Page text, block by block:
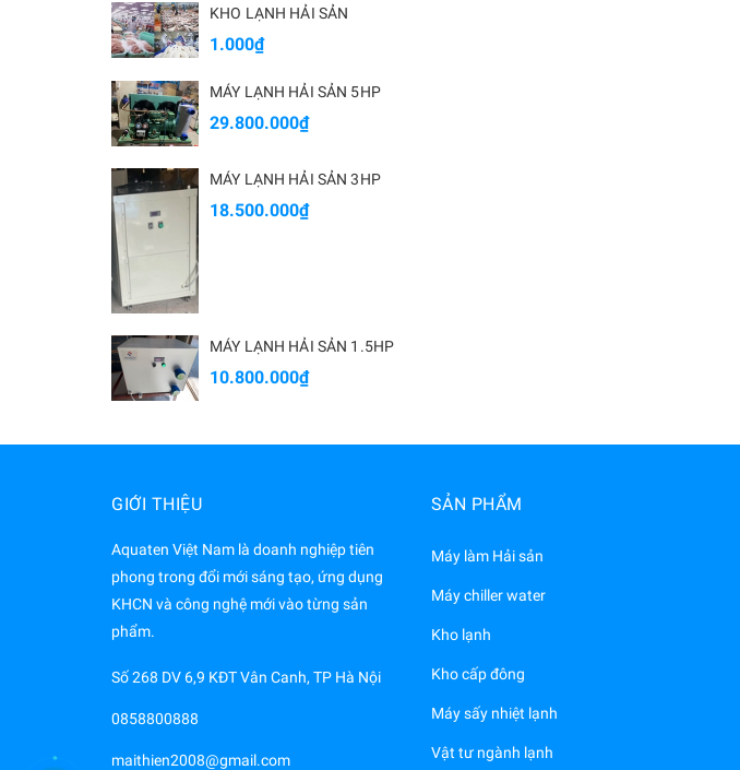
KHO LẠNH HẢI SẢN
1.000₫
MÁY LẠNH HẢI SẢN 5HP
29.800.000₫
MÁY LẠNH HẢI SẢN 3HP
18.500.000₫
MÁY LẠNH HẢI SẢN 1.5HP
10.800.000₫
GIỚI THIỆU
Aquaten Việt Nam là doanh nghiệp tiên
phong trong đổi mới sáng tạo, ứng dụng
KHCN và công nghệ mới vào từng sản
phẩm.
Số 268 DV 6,9 KĐT Vân Canh, TP Hà Nội
0858800888
maithien2008@gmail.com
SẢN PHẨM
Máy làm Hải sản
Máy chiller water
Kho lạnh
Kho cấp đông
Máy sấy nhiệt lạnh
Vật tư ngành lạnh